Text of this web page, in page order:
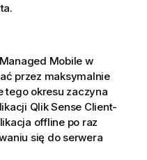
Mobile w
przez maksymalnie
tego okresu zaczyna
Qlik Sense Client-
offline po raz
się do serwera